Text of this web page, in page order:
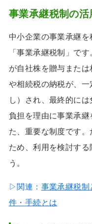
事業承継税制の活
中小企業の事業承継
「事業承継税制」で
が自社株を贈与また
や相続税の納税が、
し）され、最終的に
負担を理由に事業承
た、重要な制度です
ため、利用を検討す
う。
▷関連： 事業承継税
件・手続とは